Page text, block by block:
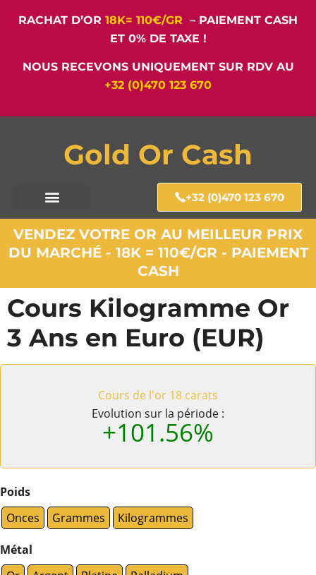
RACHAT D’OR 18K= 110€/GR – PAIEMENT CASH
ET 0% DE TAXE !
NOUS RECEVONS UNIQUEMENT SUR RDV AU
+32 (0)470 123 670
Gold Or Cash
+32 (0)470 123 670
VENDEZ VOTRE OR AU MEILLEUR PRIX
DU MARCHÉ - 18K = 110€/GR - PAIEMENT
CASH
Cours Kilogramme Or
3 Ans en Euro (EUR)
Cours de l'or 18 carats
Evolution sur la période :
+101.56%
Poids
Onces
Grammes Kilogrammes
Métal